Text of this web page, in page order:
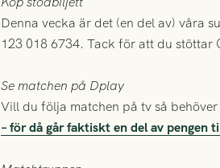
Denna vecka är det (en del av) våra
123 018 6734. Tack för att du stöttar
Se matchen på Dplay
Vill du följa matchen på tv så
– för då går faktiskt en del av pengen